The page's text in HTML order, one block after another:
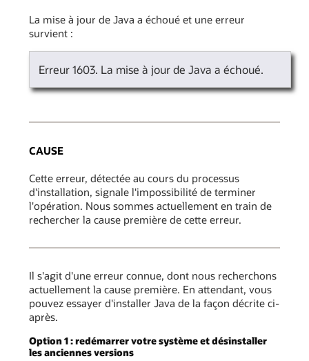
La mise à jour de Java a échoué et une erreur
survient :
Erreur 1603. La mise à jour de Java a échoué.
CAUSE
Cette erreur, détectée au cours du processus
d'installation, signale l'impossibilité de terminer
l'opération. Nous sommes actuellement en train de
rechercher la cause première de cette erreur.
Il s'agit d'une erreur connue, dont nous recherchons
actuellement la cause première. En attendant, vous
pouvez essayer d'installer Java de la façon décrite ci-
après.
Option 1 : redémarrer votre système et désinstaller
les anciennes versions